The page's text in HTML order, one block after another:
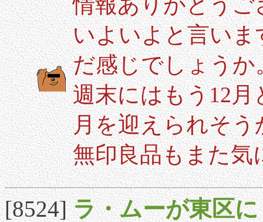
いよいよと言い
だ感じでしょうか
週末にはもう12
月を迎えられそう
無印良品もまた気
[8524]ラ・ムーが東区